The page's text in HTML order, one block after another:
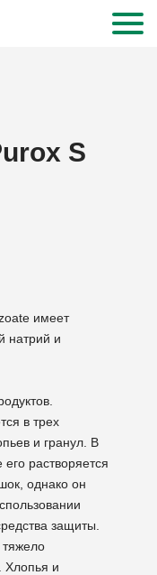
S
имеет
натрий и
в трех
и гранул. В
растворяется
однако он
защиты.
тяжело
Хлопья и